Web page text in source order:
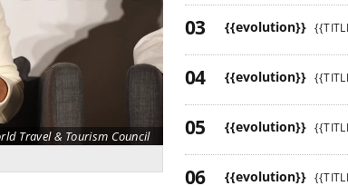
Travel & Tourism Council
{{evolution}}
{{evolution}}
{{evolution}}
{{evolution}}